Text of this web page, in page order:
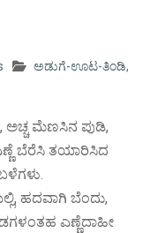
ಅಡುಗೆ-ಊಟ-ತಿಂಡಿ,
ಅಚ್ಚ ಮೆಣಸಿನ ಪುಡಿ,
ಬೆರೆಸಿ ತಯಾರಿಸಿದ
ಹದವಾಗಿ ಬೆಂದು,
ಎಣ್ಣೆದಾಹೀ